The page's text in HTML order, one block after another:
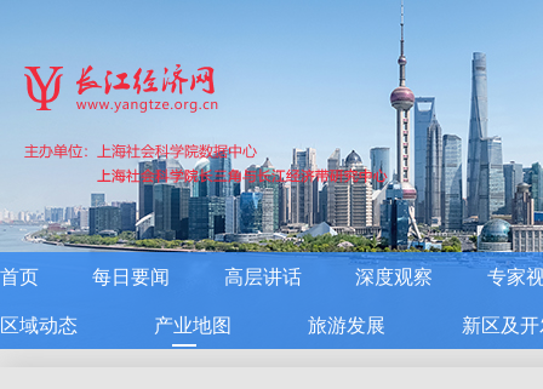
首页 每日要闻 高层讲话 深度观察 专家
区域动态 产业地图 旅游发展 新区及